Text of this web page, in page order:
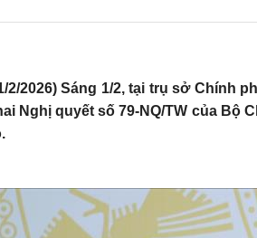
2/2026) Sáng 1/2, tại trụ sở
Nghị quyết số 79-NQ/TW của Bộ